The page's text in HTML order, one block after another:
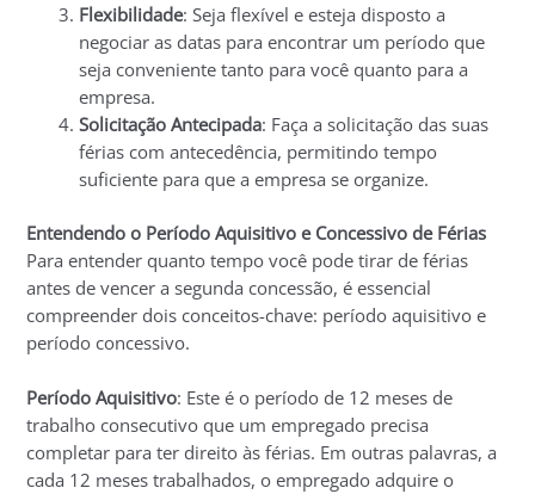
Flexibilidade: Seja flexível e esteja disposto a
negociar as datas para encontrar um período que
seja conveniente tanto para você quanto para a
empresa.
Solicitação Antecipada: Faça a solicitação das suas
férias com antecedência, permitindo tempo
suficiente para que a empresa se organize.
Entendendo o Período Aquisitivo e Concessivo de Férias
Para entender quanto tempo você pode tirar de férias
antes de vencer a segunda concessão, é essencial
compreender dois conceitos-chave: período aquisitivo e
período concessivo.
Período Aquisitivo: Este é o período de 12 meses de
trabalho consecutivo que um empregado precisa
completar para ter direito às férias. Em outras palavras, a
cada 12 meses trabalhados, o empregado adquire o